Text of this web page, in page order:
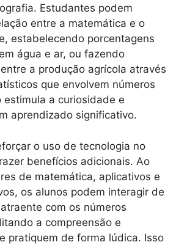
Estudantes podem
entre a matemática e o
estabelecendo porcentagens
água e ar, ou fazendo
a produção agrícola através
que envolvem números
estimula a curiosidade e
aprendizado significativo.
o uso de tecnologia no
benefícios adicionais. Ao
de matemática, aplicativos e
os alunos podem interagir de
com os números
a compreensão e
pratiquem de forma lúdica. Isso